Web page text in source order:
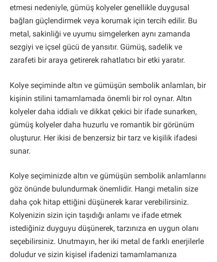
etmesi nedeniyle, gümüş kolyeler genellikle duygusal
bağları güçlendirmek veya korumak için tercih edilir. Bu
metal, sakinliği ve uyumu simgelerken aynı zamanda
sezgiyi ve içsel gücü de yansıtır. Gümüş, sadelik ve
zarafeti bir araya getirerek rahatlatıcı bir etki yaratır.
Kolye seçiminde altın ve gümüşün sembolik anlamları, bir
kişinin stilini tamamlamada önemli bir rol oynar. Altın
kolyeler daha iddialı ve dikkat çekici bir ifade sunarken,
gümüş kolyeler daha huzurlu ve romantik bir görünüm
oluşturur. Her ikisi de benzersiz bir tarz ve kişilik ifadesi
sunar.
Kolye seçiminizde altın ve gümüşün sembolik anlamlarını
göz önünde bulundurmak önemlidir. Hangi metalin size
daha çok hitap ettiğini düşünerek karar verebilirsiniz.
Kolyenizin sizin için taşıdığı anlamı ve ifade etmek
istediğiniz duyguyu düşünerek, tarzınıza en uygun olanı
seçebilirsiniz. Unutmayın, her iki metal de farklı enerjilerle
doludur ve sizin kişisel ifadenizi tamamlamanıza